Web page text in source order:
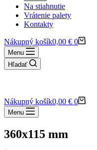
Na stiahnutie
Vrátenie palety
Kontakty
Nákupný košík0,00 € 0
Menu
Hľadať
Nákupný košík0,00 € 0
Menu
360x115 mm